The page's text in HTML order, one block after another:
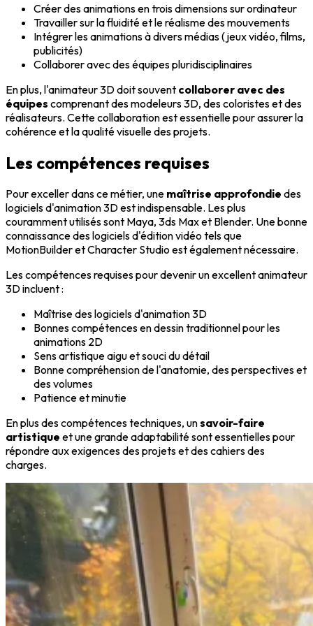
Créer des animations en trois dimensions sur ordinateur
Travailler sur la fluidité et le réalisme des mouvements
Intégrer les animations à divers médias (jeux vidéo, films,
publicités)
Collaborer avec des équipes pluridisciplinaires
En plus, l'animateur 3D doit souvent collaborer avec des
équipes comprenant des modeleurs 3D, des coloristes et des
réalisateurs. Cette collaboration est essentielle pour assurer la
cohérence et la qualité visuelle des projets.
Les compétences requises
Pour exceller dans ce métier, une maîtrise approfondie des
logiciels d'animation 3D est indispensable. Les plus
couramment utilisés sont Maya, 3ds Max et Blender. Une bonne
connaissance des logiciels d'édition vidéo tels que
MotionBuilder et Character Studio est également nécessaire.
Les compétences requises pour devenir un excellent animateur
3D incluent :
Maîtrise des logiciels d'animation 3D
Bonnes compétences en dessin traditionnel pour les
animations 2D
Sens artistique aigu et souci du détail
Bonne compréhension de l'anatomie, des perspectives et
des volumes
Patience et minutie
En plus des compétences techniques, unsavoir-faire
artistique et une grande adaptabilité sont essentielles pour
répondre aux exigences des projets et des cahiers des
charges.